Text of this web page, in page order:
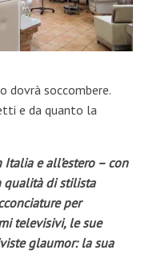
dovrà soccombere.
e da quanto la
e all’estero – con
qualità di stilista
per
televisivi, le sue
glaumor: la sua